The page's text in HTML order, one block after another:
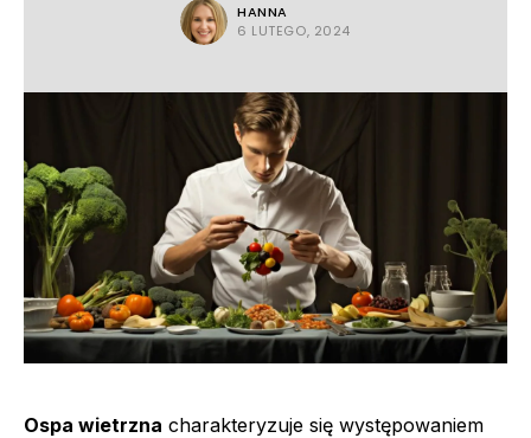
HANNA
6 LUTEGO, 2024
Ospa wietrzna charakteryzuje się występowaniem